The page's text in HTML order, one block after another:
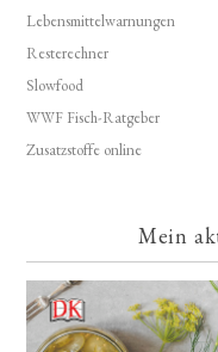
Lebensmittelwarnungen
Resterechner
Slowfood
WWF Fisch-Ratgeber
Zusatzstoffe online
Mein